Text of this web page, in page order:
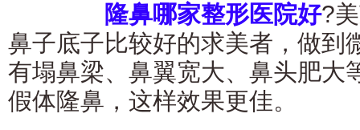
隆鼻哪家整形医院好?
鼻子底子比较好的求美者，做到
有塌鼻梁、鼻翼宽大、鼻头肥大
假体隆鼻，这样效果更佳。